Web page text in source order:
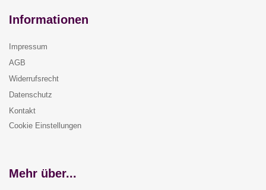
Informationen
Impressum
AGB
Widerrufsrecht
Datenschutz
Kontakt
Cookie Einstellungen
Mehr über...